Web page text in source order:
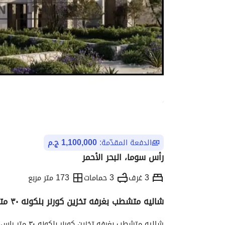
الدفعة المقدّمة: 1,100,000 ج.م
رأس سوما، البحر الأحمر
3 غرف 3 حمامات 173 متر مربع
شاليه متشطب بغرفه تخزين كورنر بلكونه ٣٠ متر راس سوما Travco Ras Soma